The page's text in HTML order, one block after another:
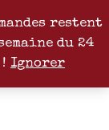
restent
du 24
Ignorer